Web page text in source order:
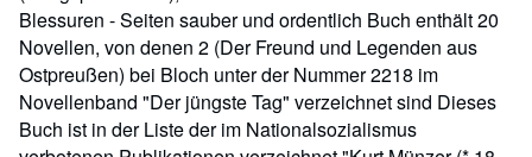
Blessuren - Seiten sauber und ordentlich Buch enthält 20
Novellen, von denen 2 (Der Freund und Legenden aus
Ostpreußen) bei Bloch unter der Nummer 2218 im
Novellenband "Der jüngste Tag" verzeichnet sind Dieses
Buch ist in der Liste der im Nationalsozialismus